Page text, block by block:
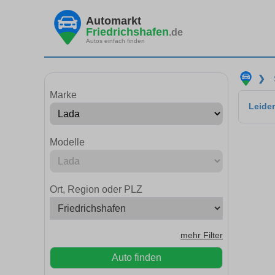
Automarkt
Friedrichshafen.de
Autos einfach finden
Marke
Modelle
Ort, Region oder PLZ
mehr Filter
Auto finden
❯